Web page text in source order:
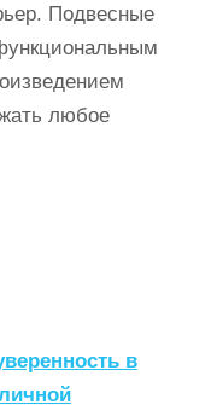
Подвесные
любое
в